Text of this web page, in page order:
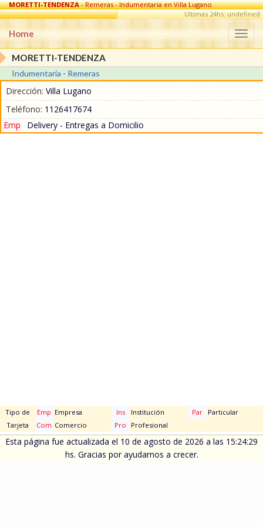
MORETTI-TENDENZA- Remeras - Indumentaria en Villa Lugano
Ultimas 24hs: undefined
Home
MORETTI-TENDENZA
Indumentaria - Remeras
Dirección: Villa Lugano
Teléfono: 1126417674
Emp
Delivery - Entregas a Domicilio
Tipo de
Tarjeta
Emp Empresa Ins Institución Par
Particular
Com Comercio Pro Profesional
Esta página fue actualizada el 10 de agosto de 2026 a las 15:24:29
hs. Gracias por ayudarnos a crecer.